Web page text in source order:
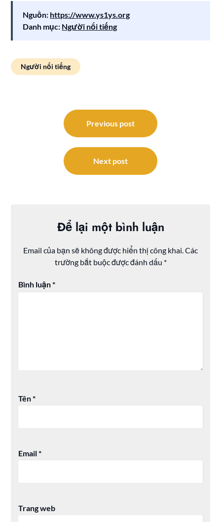
Nguồn: https://www.ys1ys.org
Danh mục: Người nổi tiếng
Người nổi tiếng
Previous post
Next post
Để lại một bình luận
Email của bạn sẽ không được hiển thị công khai.Các
trường bắt buộc được đánh dấu *
Bình luận*
Tên*
Email*
Trang web